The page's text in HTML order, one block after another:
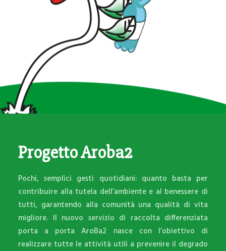
PALO DEL COLLE
MODUGNO
Progetto Aroba2
Pochi, semplici gesti quotidiani: quanto basta per
contribuire alla tutela dell’ambiente e al benessere di
tutti, garantendo alla comunità una qualità di vita
migliore. Il nuovo servizio di raccolta differenziata
porta a porta AroBa2 nasce con l’obiettivo di
realizzare tutte le attività utili a prevenire il degrado